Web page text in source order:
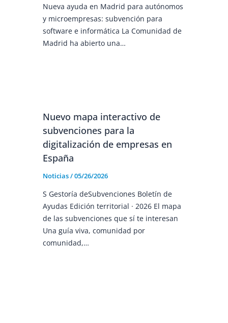
Nueva ayuda en Madrid para autónomos
y microempresas: subvención para
software e informática La Comunidad de
Madrid ha abierto una…
Nuevo mapa interactivo de
subvenciones para la
digitalización de empresas en
España
Noticias/05/26/2026
S Gestoría deSubvenciones Boletín de
Ayudas Edición territorial · 2026 El mapa
de las subvenciones que sí te interesan
Una guía viva, comunidad por
comunidad,…